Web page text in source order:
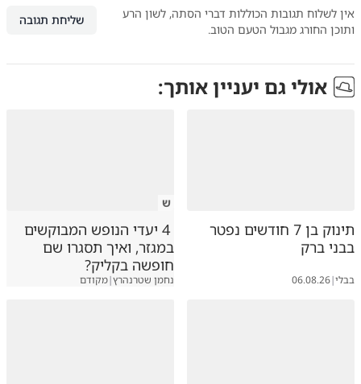
אין לשלוח תגובות הכוללות דברי הסתה, לשון הרע
ותוכן החורג מגבול הטעם הטוב.
שליחת תגובה
אולי גם יעניין אותך:
תינוק בן 7 חודשים נפטר
בבני ברק
בבלי|
06.08.26
ש
4 יעדי הנופש המבוקשים
במגזר, ואיך תסגרו שם
חופשה בקליק?
נחמן שטרנהרץ|מקודם